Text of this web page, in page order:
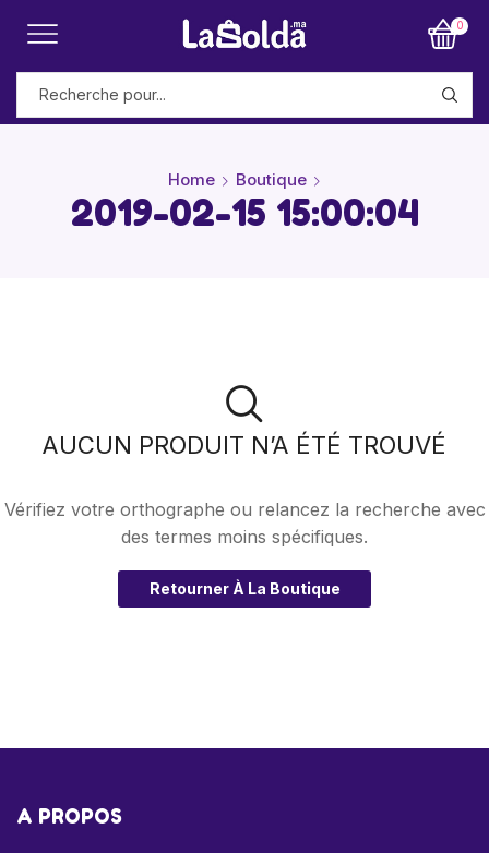
0
Home Boutique
2019-02-15 15:00:04
AUCUN PRODUIT N’A ÉTÉ TROUVÉ
Vérifiez votre orthographe ou relancez la recherche avec
des termes moins spécifiques.
Retourner À La Boutique
A PROPOS